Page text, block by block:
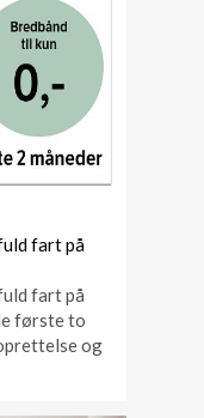
fart på
fart på
første to
og